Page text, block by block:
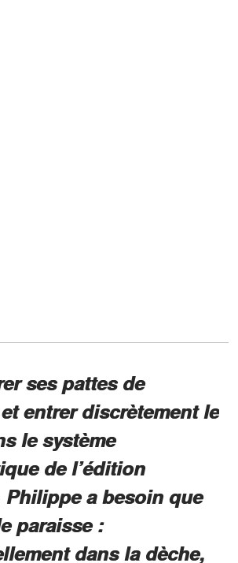
ses pattes de
entrer discrètement le
le système
de l’édition
Philippe a besoin que
paraisse :
dans la dèche,